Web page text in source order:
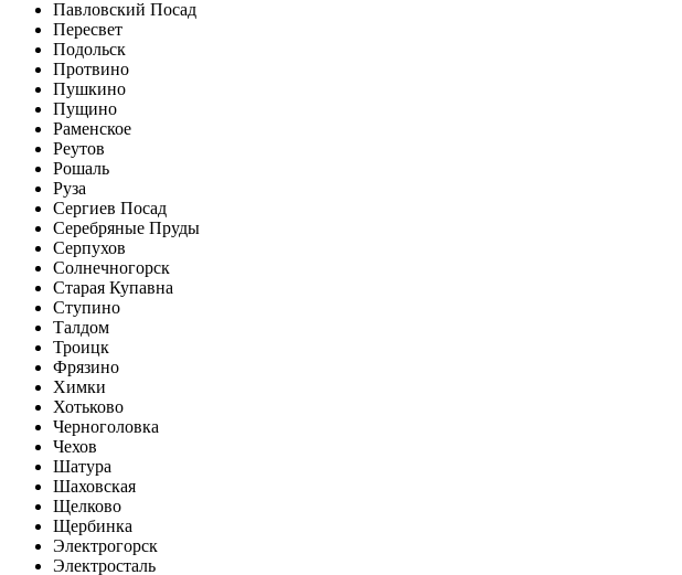
Павловский Посад
Пересвет
Подольск
Протвино
Пушкино
Пущино
Раменское
Реутов
Рошаль
Руза
Сергиев Посад
Серебряные Пруды
Серпухов
Солнечногорск
Старая Купавна
Ступино
Талдом
Троицк
Фрязино
Химки
Хотьково
Черноголовка
Чехов
Шатура
Шаховская
Щелково
Щербинка
Электрогорск
Электросталь